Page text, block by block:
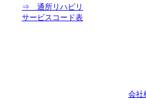
⇒ 通所リハビリ
サービスコード表
会社